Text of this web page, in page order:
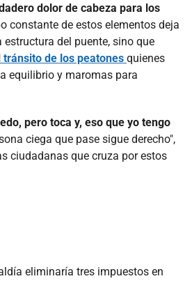
dolor de cabeza para los
constante de estos elementos deja
del puente, sino que
de los peatones quienes
equilibrio y maromas para
pero toca y, eso que yo tengo
ciega que pase sigue derecho",
ciudadanas que cruza por estos
eliminaría tres impuestos en